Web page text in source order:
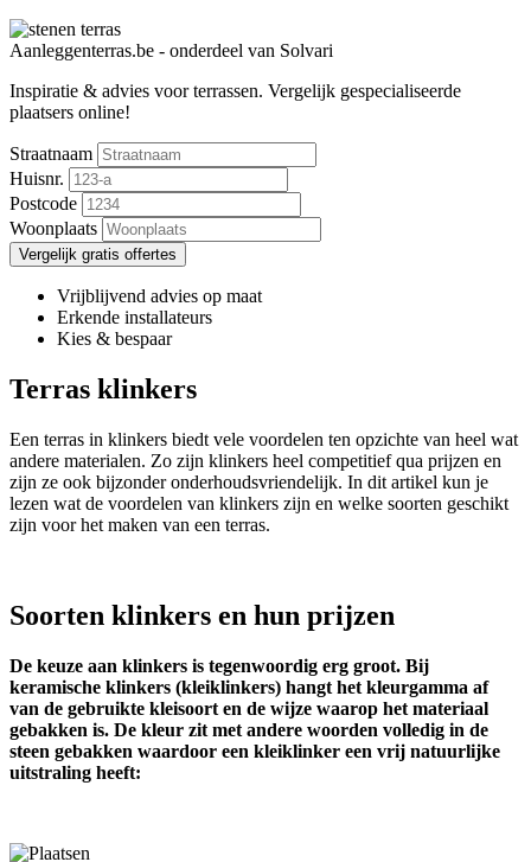
Aanleggenterras.be - onderdeel van Solvari
Inspiratie & advies voor terrassen. Vergelijk gespecialiseerde
plaatsers online!
Straatnaam
Huisnr.
Postcode
Woonplaats
Vergelijk gratis offertes
Vrijblijvend advies op maat
Erkende installateurs
Kies & bespaar
Terras klinkers
Een terras in klinkers biedt vele voordelen ten opzichte van heel wat
andere materialen. Zo zijn klinkers heel competitief qua prijzen en
zijn ze ook bijzonder onderhoudsvriendelijk. In dit artikel kun je
lezen wat de voordelen van klinkers zijn en welke soorten geschikt
zijn voor het maken van een terras.
Soorten klinkers en hun prijzen
De keuze aan klinkers is tegenwoordig erg groot. Bij
keramische klinkers (kleiklinkers) hangt het kleurgamma af
van de gebruikte kleisoort en de wijze waarop het materiaal
gebakken is. De kleur zit met andere woorden volledig in de
steen gebakken waardoor een kleiklinker een vrij natuurlijke
uitstraling heeft: